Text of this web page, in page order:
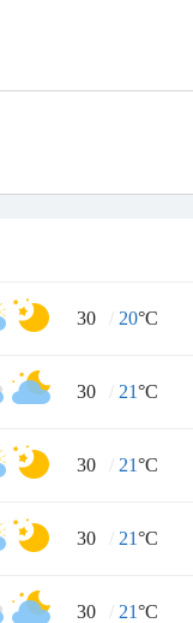
30 / 20°C
30 / 21°C
30 / 21°C
30 / 21°C
30 / 21°C